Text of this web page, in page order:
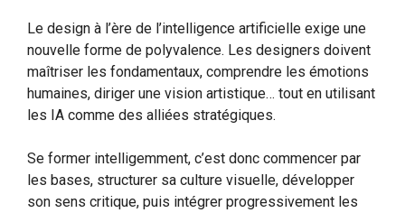
Le design à l’ère de l’intelligence artificielle exige une
nouvelle forme de polyvalence. Les designers doivent
maîtriser les fondamentaux, comprendre les émotions
humaines, diriger une vision artistique… tout en utilisant
les IA comme des alliées stratégiques.
Se former intelligemment, c’est donc commencer par
les bases, structurer sa culture visuelle, développer
son sens critique, puis intégrer progressivement les